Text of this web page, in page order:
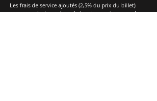
Les frais de service ajoutés (2,5% du prix du billet)
correspondent aux frais de la prise en charge par le